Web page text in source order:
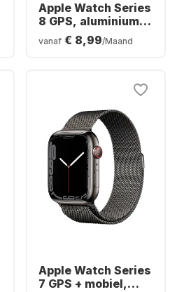
Apple Watch Series
8 GPS, aluminium
behuizing, 41 mm
vanaf € 8,99/Maand
Apple Watch Series
7 GPS + mobiel,